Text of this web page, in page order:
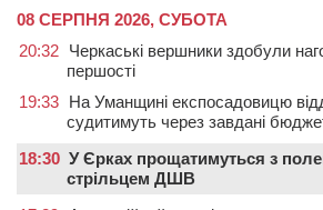
08 СЕРПНЯ 2026, СУБОТА
20:32 Черкаські вершники здобули
першості
19:33 На Уманщині експосадовицю
судитимуть через завдані
18:30 У Єрках прощатимуться з
стрільцем ДШВ